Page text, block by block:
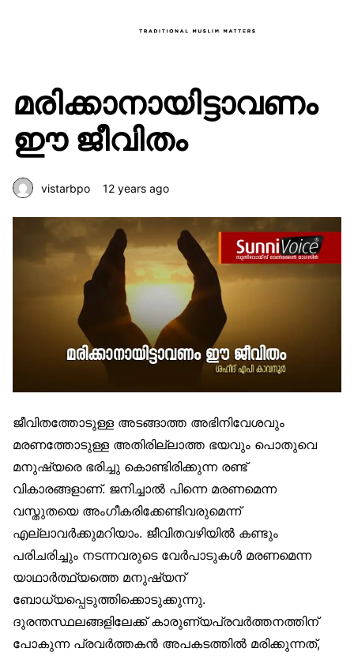
മരിക്കാനായിട്ടാവണം
ഈ ജീവിതം
vistarbpo 12 years ago
ജീവിതത്തോടുള്ള അടങ്ങാത്ത അഭിനിവേശവും
മരണത്തോടുള്ള അതിരില്ലാത്ത ഭയവും പൊതുവെ
മനുഷ്യരെ ഭരിച്ചു കൊണ്ടിരിക്കുന്ന രണ്ട്
വികാരങ്ങളാണ്. ജനിച്ചാല്‍ പിന്നെ മരണമെന്ന
വസ്തുതയെ അംഗീകരിക്കേണ്ടിവരുമെന്ന്
എല്ലാവര്‍ക്കുമറിയാം. ജീവിതവഴിയില്‍ കണ്ടും
പരിചരിച്ചും നടന്നവരുടെ വേര്‍പാടുകള്‍ മരണമെന്ന
യാഥാര്‍ത്ഥ്യത്തെ മനുഷ്യന്
ബോധ്യപ്പെടുത്തിക്കൊടുക്കുന്നു.
ദുരന്തസ്ഥലങ്ങളിലേക്ക് കാരുണ്യപ്രവര്‍ത്തനത്തിന്
പോകുന്ന പ്രവര്‍ത്തകന്‍ അപകടത്തില്‍ മരിക്കുന്നത്,